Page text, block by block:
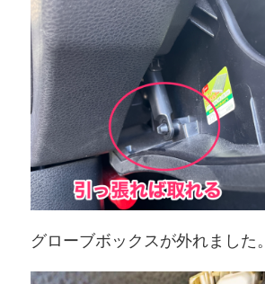
グローブボックスが外れました。